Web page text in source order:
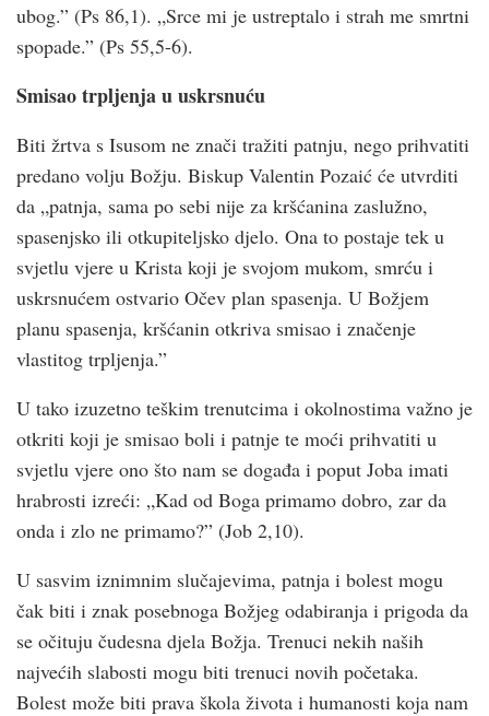
ubog.” (Ps 86,1). „Srce mi je ustreptalo i strah me smrtni
spopade.” (Ps 55,5-6).
Smisao trpljenja u uskrsnuću
Biti žrtva s Isusom ne znači tražiti patnju, nego prihvatiti
predano volju Božju. Biskup Valentin Pozaić će utvrditi
da „patnja, sama po sebi nije za kršćanina zaslužno,
spasenjsko ili otkupiteljsko djelo. Ona to postaje tek u
svjetlu vjere u Krista koji je svojom mukom, smrću i
uskrsnućem ostvario Očev plan spasenja. U Božjem
planu spasenja, kršćanin otkriva smisao i značenje
vlastitog trpljenja.”
U tako izuzetno teškim trenutcima i okolnostima važno je
otkriti koji je smisao boli i patnje te moći prihvatiti u
svjetlu vjere ono što nam se događa i poput Joba imati
hrabrosti izreći: „Kad od Boga primamo dobro, zar da
onda i zlo ne primamo?” (Job 2,10).
U sasvim iznimnim slučajevima, patnja i bolest mogu
čak biti i znak posebnoga Božjeg odabiranja i prigoda da
se očituju čudesna djela Božja. Trenuci nekih naših
najvećih slabosti mogu biti trenuci novih početaka.
Bolest može biti prava škola života i humanosti koja nam